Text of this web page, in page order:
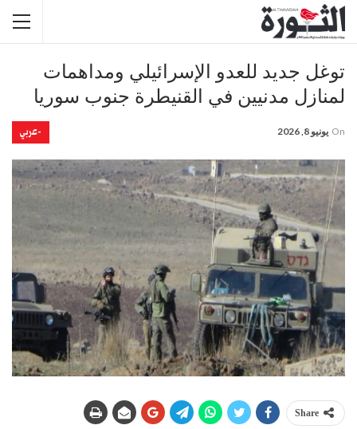
توغل جديد للعدو الإسرائيلي ومداهمات
لمنازل مدنيين في القنيطرة جنوب سوريا
-عربي On يونيو 8, 2026
Share